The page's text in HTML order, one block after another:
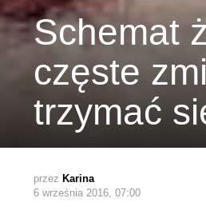
Schemat
częste
trzymać
przez Karina
6 września 2016, 07:00